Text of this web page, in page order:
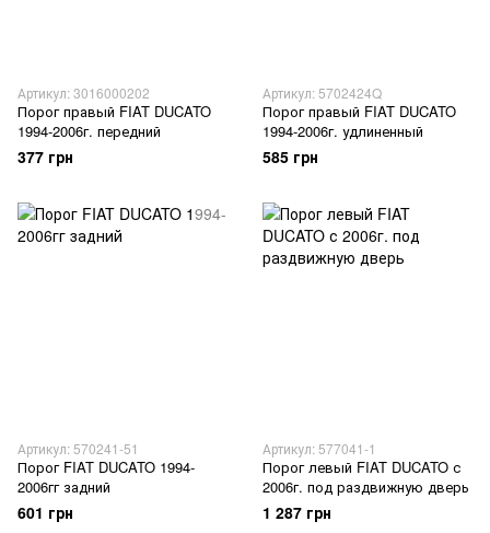
Артикул: 3016000202
Порог правый FIAT DUCATO
1994-2006г. передний
377 грн
Артикул: 5702424Q
Порог правый FIAT DUCATO
1994-2006г. удлиненный
585 грн
Артикул: 570241-51
Порог FIAT DUCATO 1994-
2006гг задний
601 грн
Артикул: 577041-1
Порог левый FIAT DUCATO с
2006г. под раздвижную дверь
1 287 грн